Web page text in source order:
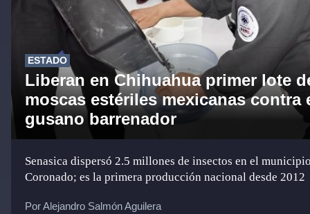
ESTADO
Liberan en Chihuahua primer lote
moscas estériles mexicanas contra
gusano barrenador
Senasica dispersó 2.5 millones de insectos en el
Coronado; es la primera producción nacional desde 2012
Por Alejandro Salmón Aguilera